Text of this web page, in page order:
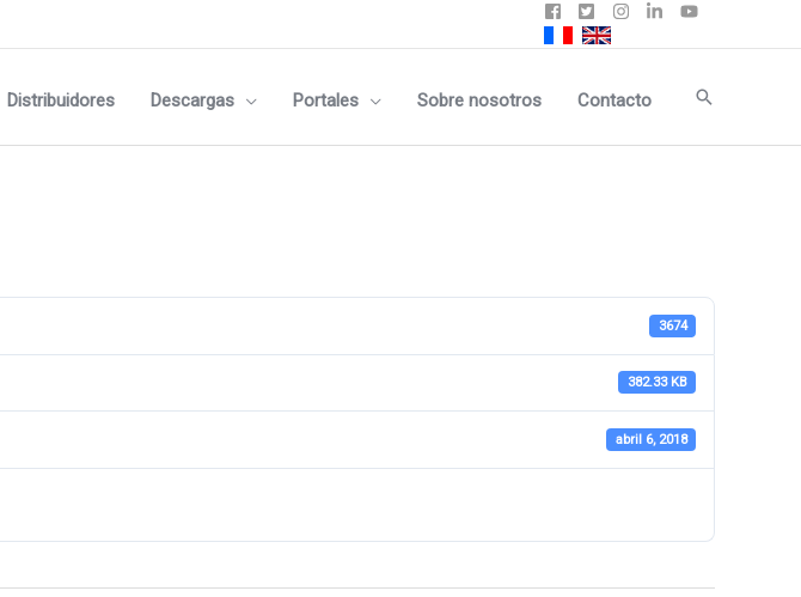
Distribuidores Descargas Portales Sobre nosotros Contacto Buscar
3674
382.33 KB
abril 6, 2018